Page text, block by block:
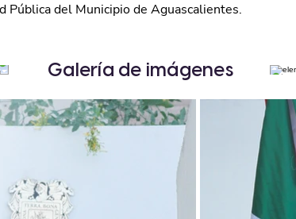
Pública del Municipio de Aguascalientes.
Galería de imágenes